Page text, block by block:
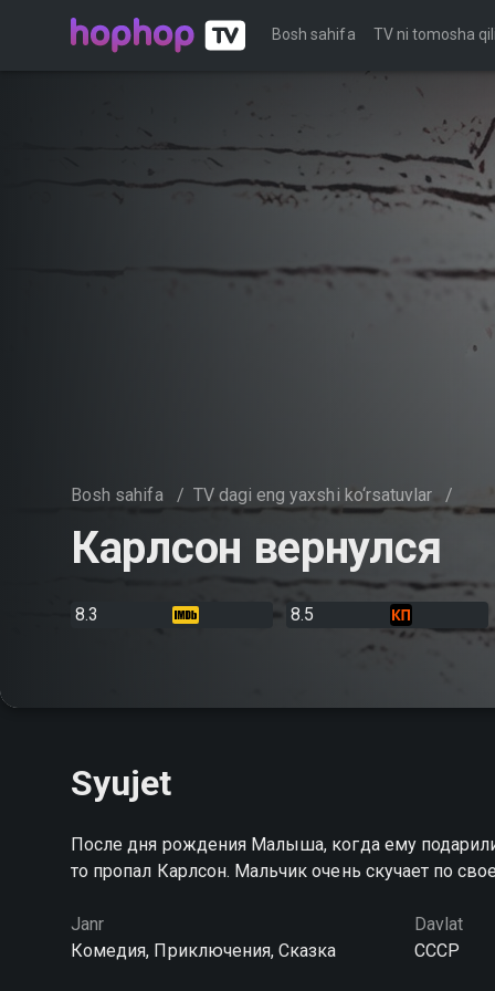
Bosh sahifa TV ni tomosha
Bosh sahifa / TV dagi eng yaxshi ko‘rsatuvlar /
Карлсон вернулся
8.3 8.5
Syujet
После дня рождения Малыша, когда ему
то пропал Карлсон. Мальчик очень скучает по
Janr
Комедия, Приключения, Сказка
Davlat
СССР